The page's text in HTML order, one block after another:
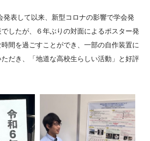
発表して以来、新型コロナの影響で学会発
したが、６年ぶりの対面によるポスター発
間を過ごすことができ、一部の自作装置に
だき、「地道な高校生らしい活動」と好評